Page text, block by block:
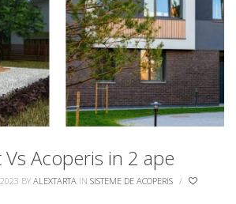
Acoperis in 2 ape
BY ALEXTARTA IN SISTEME DE ACOPERIS /